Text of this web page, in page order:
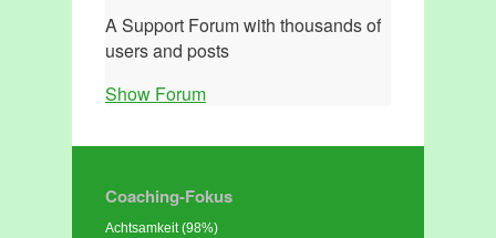
A Support Forum with thousands of
users and posts
Show Forum
Coaching-Fokus
Achtsamkeit (98%)